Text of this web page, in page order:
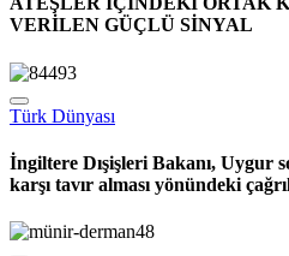
ATEŞLER İÇİNDEKİ ORTAK
VERİLEN GÜÇLÜ SİNYAL
Türk Dünyası
İngiltere Dışişleri Bakanı, Uygur